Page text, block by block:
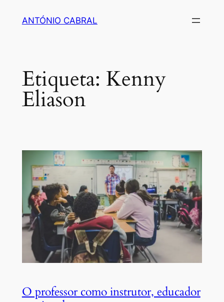
ANTÓNIO CABRAL
Etiqueta: Kenny
Eliason
O professor como instrutor, educador